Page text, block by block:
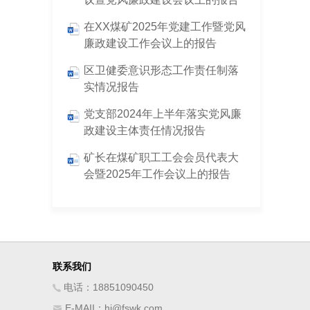
在XX煤矿2025年党建工作暨党风
廉政建设工作会议上的报告
区卫健委意识形态工作责任制落
实情况报告
党支部2024年上半年落实党风廉
政建设主体责任情况报告
矿长在煤矿职工工会会员代表大
会暨2025年工作会议上的报告
联系我们
电话：18851090450